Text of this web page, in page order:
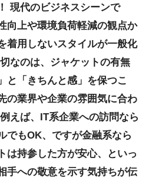
現代のビジネスシーンで
向上や環境負荷軽減の観点か
着用しないスタイルが一般化
なのは、ジャケットの有無
と「きちんと感」を保つこ
の業界や企業の雰囲気に合わ
えば、IT系企業への訪問なら
でもOK、ですが金融系なら
は持参した方が安心、といっ
手への敬意を示す気持ちが伝